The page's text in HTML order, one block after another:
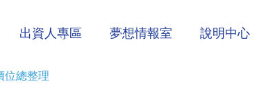
出資人專區 夢想情報室 說明中心
位總整理